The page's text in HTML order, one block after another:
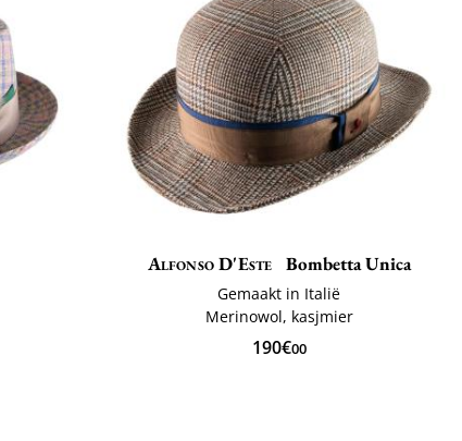
Alfonso D'Este Bombetta Unica
Gemaakt in Italië
Merinowol, kasjmier
190€00